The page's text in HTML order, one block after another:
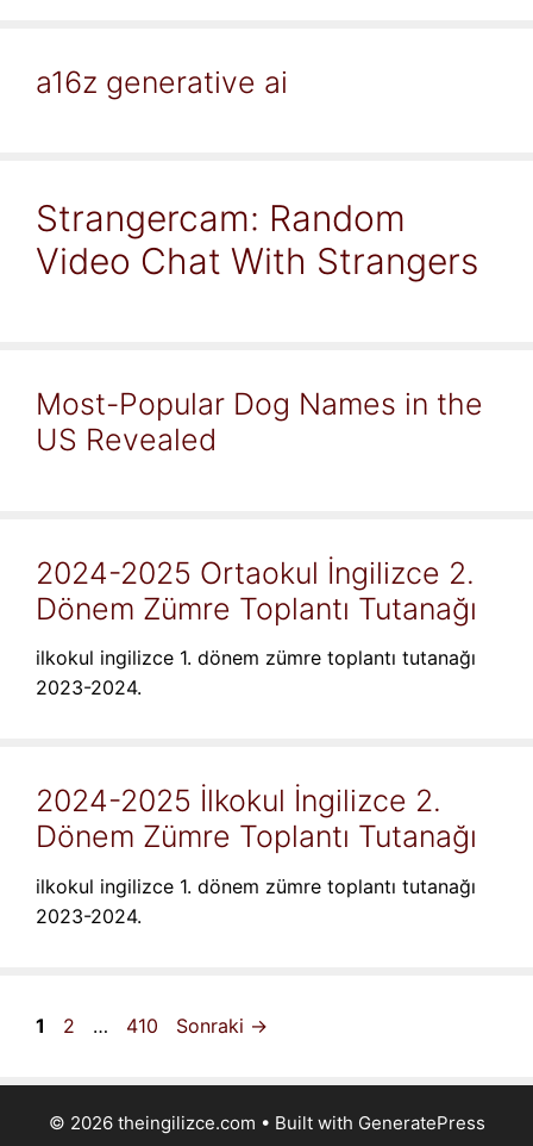
a16z generative ai
Strangercam: Random
Video Chat With Strangers
Most-Popular Dog Names in the
US Revealed
2024-2025 Ortaokul İngilizce 2.
Dönem Zümre Toplantı Tutanağı
ilkokul ingilizce 1. dönem zümre toplantı tutanağı
2023-2024.
2024-2025 İlkokul İngilizce 2.
Dönem Zümre Toplantı Tutanağı
ilkokul ingilizce 1. dönem zümre toplantı tutanağı
2023-2024.
Sayfa
1 Sayfa
2 … Sayfa
410 Sonraki →
© 2026 theingilizce.com • Built with GeneratePress